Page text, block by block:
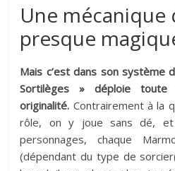
Une mécanique
presque
Mais c’est dans son système
Sortilèges » déploie
originalité. Contrairement à la
rôle, on y joue sans dé,
personnages, chaque
(dépendant du type de